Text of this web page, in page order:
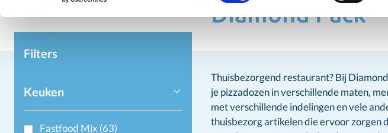
Diamond Pack
Filters
Keuken
Fastfood Mix (63)
Thuisbezorgend restaurant? Bij
je pizzadozen in verschillende maten,
met verschillende indelingen en vele
thuisbezorg artikelen die ervoor zorgen